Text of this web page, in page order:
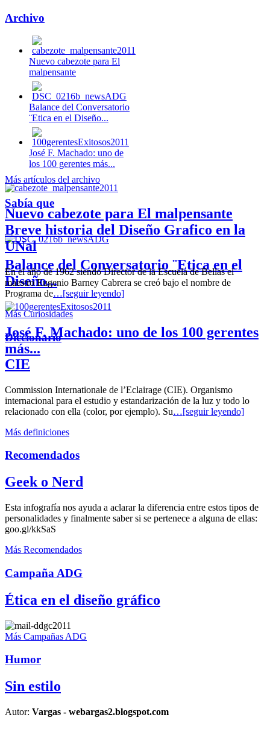
Archivo
Nuevo cabezote para El
malpensante
Balance del Conversatorio
¨Etica en el Diseño...
José F. Machado: uno de
los 100 gerentes más...
Nuevo cabezote para El malpensante
Balance del Conversatorio ¨Etica en el
Diseño...
José F. Machado: uno de los 100 gerentes
más...
Más artículos del archivo
Sabía que
Breve historia del Diseño Grafico en la
UNal
En el año de 1962 siendo Director de la Escuela de Bellas el
maestro Eugenio Barney Cabrera se creó bajo el nombre de
Programa de…[seguir leyendo]
Más Curiosidades
Diccionario
CIE
Commission Internationale de l’Eclairage (CIE). Organismo
internacional para el estudio y estandarización de la luz y todo lo
relacionado con ella (color, por ejemplo). Su…[seguir leyendo]
Más definiciones
Recomendados
Geek o Nerd
Esta infografía nos ayuda a aclarar la diferencia entre estos tipos de
personalidades y finalmente saber si se pertenece a alguna de ellas:
goo.gl/kkSaS
Más Recomendados
Campaña ADG
Ética en el diseño gráfico
Más Campañas ADG
Humor
Sin estilo
Autor: Vargas - webargas2.blogspot.com